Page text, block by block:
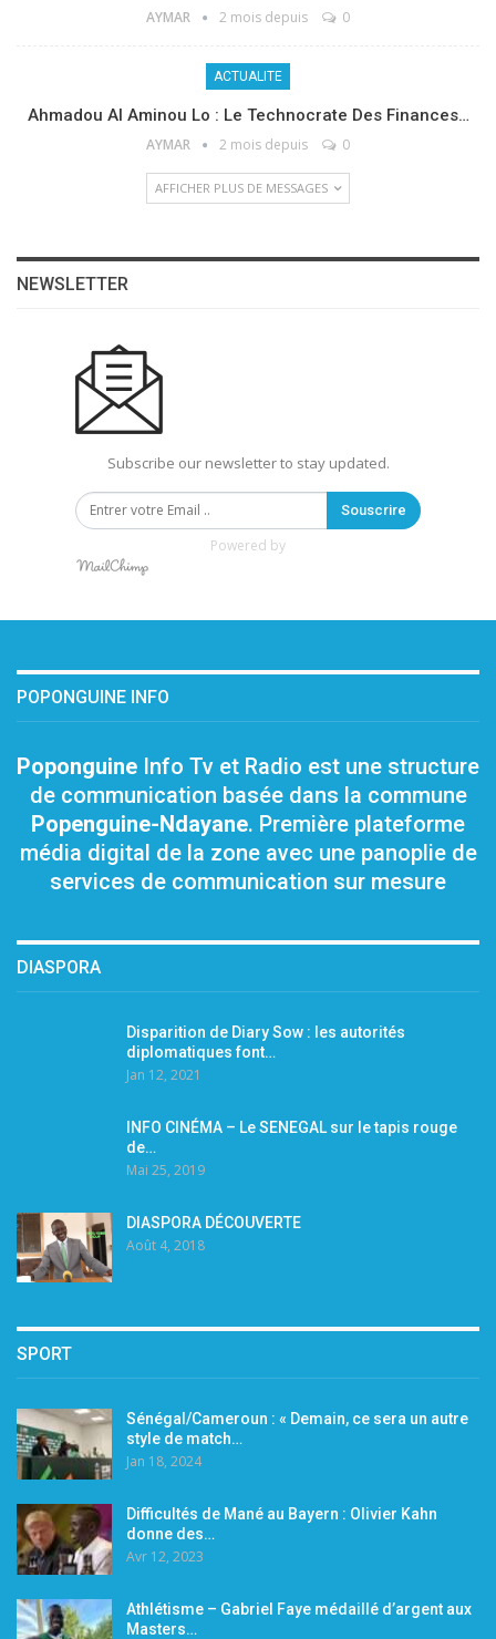
AYMAR 2 mois depuis 0
ACTUALITE
Ahmadou Al Aminou Lo : Le Technocrate Des Finances…
AYMAR 2 mois depuis 0
AFFICHER PLUS DE MESSAGES
NEWSLETTER
Subscribe our newsletter to stay updated.
Souscrire
Powered by
POPONGUINE INFO
Poponguine Info Tv et Radio est une structure
de communication basée dans la commune
Popenguine-Ndayane. Première plateforme
média digital de la zone avec une panoplie de
services de communication sur mesure
DIASPORA
Disparition de Diary Sow : les autorités
diplomatiques font…
Jan 12, 2021
INFO CINÉMA – Le SENEGAL sur le tapis rouge
de…
Mai 25, 2019
DIASPORA DÉCOUVERTE
Août 4, 2018
SPORT
Sénégal/Cameroun : « Demain, ce sera un autre
style de match…
Jan 18, 2024
Difficultés de Mané au Bayern : Olivier Kahn
donne des…
Avr 12, 2023
Athlétisme – Gabriel Faye médaillé d’argent aux
Masters…